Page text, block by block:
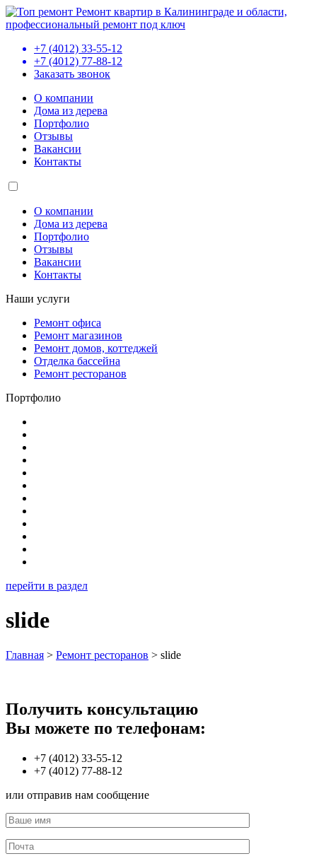
Ремонт квартир в Калининграде и области,
профессиональный ремонт под ключ
+7 (4012) 33-55-12
+7 (4012) 77-88-12
Заказать звонок
О компании
Дома из дерева
Портфолио
Отзывы
Вакансии
Контакты
О компании
Дома из дерева
Портфолио
Отзывы
Вакансии
Контакты
Наши услуги
Ремонт офиса
Ремонт магазинов
Ремонт домов, коттеджей
Отделка бассейна
Ремонт ресторанов
Портфолио
перейти в раздел
slide
Главная > Ремонт ресторанов > slide
Получить консультацию
Вы можете по телефонам:
+7 (4012) 33-55-12
+7 (4012) 77-88-12
или отправив нам сообщение